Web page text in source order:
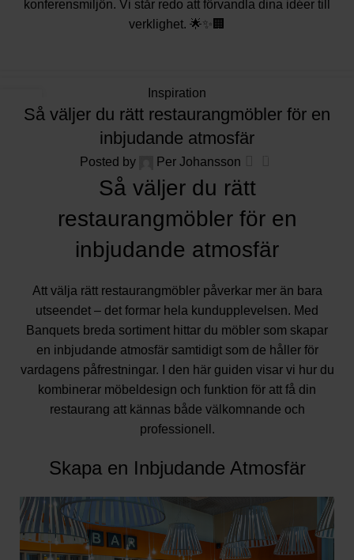
konferensmiljön. Vi står redo att förvandla dina idéer till
verklighet. 🌟✨🏢
03
DEC
Inspiration
Så väljer du rätt restaurangmöbler för en
inbjudande atmosfär
Posted by Per Johansson
Så väljer du rätt
restaurangmöbler för en
inbjudande atmosfär
Att välja rätt restaurangmöbler påverkar mer än bara
utseendet – det formar hela kundupplevelsen. Med
Banquets breda sortiment hittar du möbler som skapar
en inbjudande atmosfär samtidigt som de håller för
vardagens påfrestningar. I den här guiden visar vi hur du
kombinerar möbeldesign och funktion för att få din
restaurang att kännas både välkomnande och
professionell.
Skapa en Inbjudande Atmosfär